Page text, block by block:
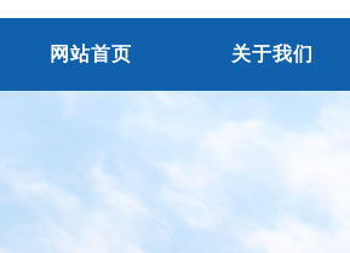
网站首页 关于我们